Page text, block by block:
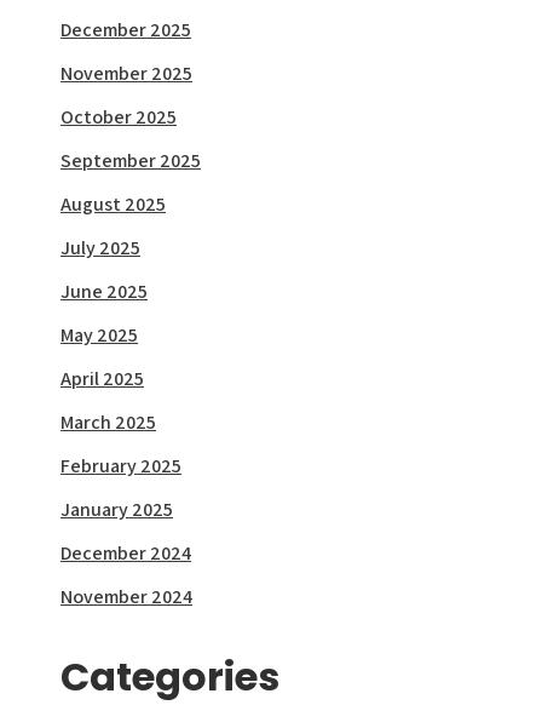
December 2025
November 2025
October 2025
September 2025
August 2025
July 2025
June 2025
May 2025
April 2025
March 2025
February 2025
January 2025
December 2024
November 2024
Categories